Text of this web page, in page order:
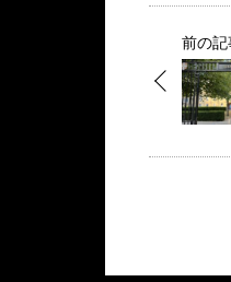
前の記